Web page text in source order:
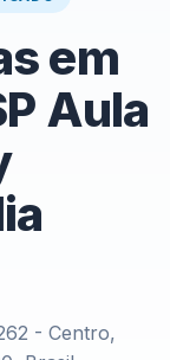
em
Aula
- Centro,